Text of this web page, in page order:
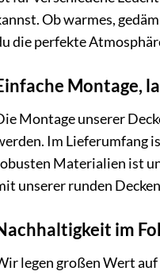
Ob warmes,
die perfekte
Montage,
Montage unserer
Im Lieferumfang
Materialien ist
unserer runden
im
legen großen Wert